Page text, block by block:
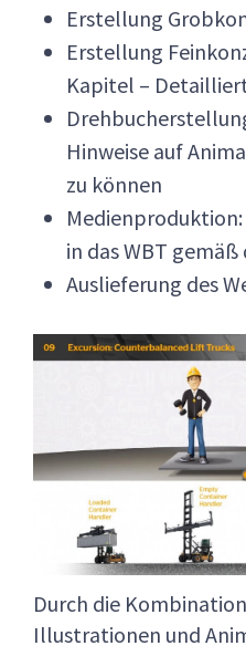
Erstellung
Erstellung
Kapitel –
Hinweise auf
zu können
in das WBT
Auslieferung des
Durch die
Illustrationen und